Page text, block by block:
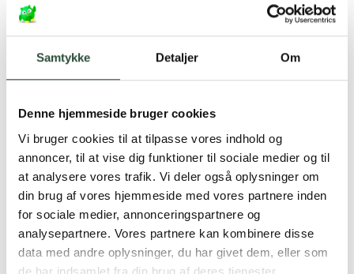
Samtykke Detaljer Om
Denne hjemmeside bruger cookies
Vi bruger cookies til at tilpasse vores indhold og
annoncer, til at vise dig funktioner til sociale medier og til
at analysere vores trafik. Vi deler også oplysninger om
din brug af vores hjemmeside med vores partnere inden
for sociale medier, annonceringspartnere og
analysepartnere. Vores partnere kan kombinere disse
data med andre oplysninger, du har givet dem, eller som
de har indsamlet fra din brug af deres tjenester.